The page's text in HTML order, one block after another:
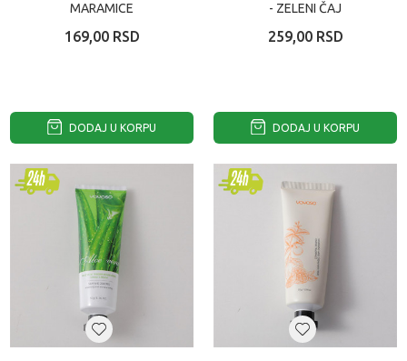
MARAMICE
169,00 RSD
DODAJ U KORPU
- ZELENI ČAJ
259,00 RSD
DODAJ U KORPU